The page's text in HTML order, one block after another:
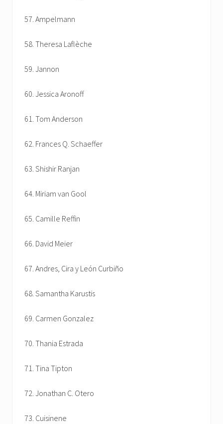
57. Ampelmann
58. Theresa Laflèche
59. Jannon
60. Jessica Aronoff
61. Tom Anderson
62. Frances Q. Schaeffer
63. Shishir Ranjan
64. Miriam van Gool
65. Camille Reffin
66. David Meier
67. Andres, Cira y León Curbiño
68. Samantha Karustis
69. Carmen Gonzalez
70. Thania Estrada
71. Tina Tipton
72. Jonathan C. Otero
73. Cuisinene